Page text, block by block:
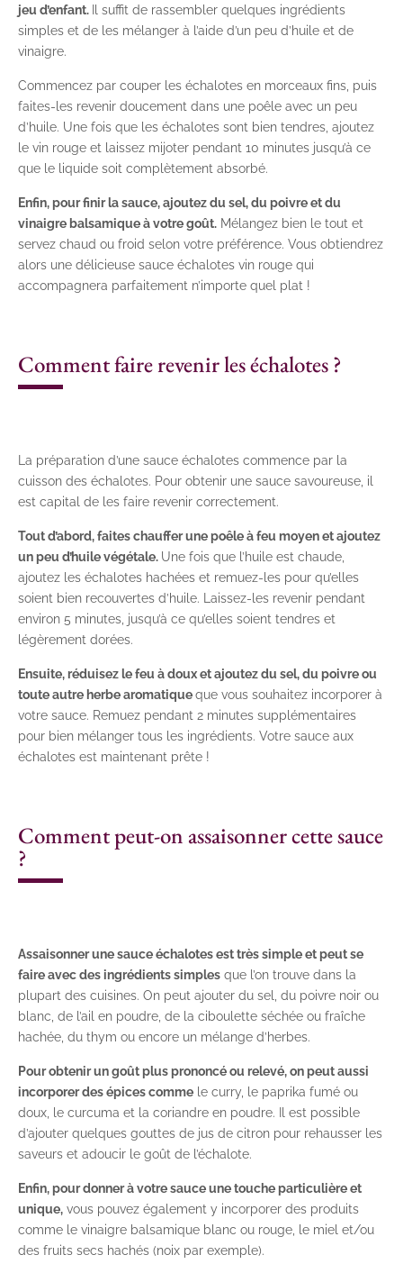
jeu d’enfant.
Il suffit de rassembler quelques ingrédients
simples et de les mélanger à l’aide d’un peu d’huile et de
vinaigre.
Commencez par couper les échalotes en morceaux fins, puis
faites-les revenir doucement dans une poêle avec un peu
d’huile. Une fois que les échalotes sont bien tendres, ajoutez
le vin rouge et laissez mijoter pendant 10 minutes jusqu’à ce
que le liquide soit complètement absorbé.
Enfin, pour finir la sauce, ajoutez du sel, du poivre et du
vinaigre balsamique à votre goût. Mélangez bien le tout et
servez chaud ou froid selon votre préférence. Vous obtiendrez
alors une délicieuse sauce échalotes vin rouge qui
accompagnera parfaitement n’importe quel plat !
Comment faire revenir les échalotes ?
La préparation d’une sauce échalotes commence par la
cuisson des échalotes. Pour obtenir une sauce savoureuse, il
est capital de les faire revenir correctement.
Tout d’abord, faites chauffer une poêle à feu moyen et ajoutez
un peu d’huile végétale. Une fois que l’huile est chaude,
ajoutez les échalotes hachées et remuez-les pour qu’elles
soient bien recouvertes d’huile. Laissez-les revenir pendant
environ 5 minutes, jusqu’à ce qu’elles soient tendres et
légèrement dorées.
Ensuite, réduisez le feu à doux et ajoutez du sel, du poivre ou
toute autre herbe aromatiqueque vous souhaitez incorporer à
votre sauce. Remuez pendant 2 minutes supplémentaires
pour bien mélanger tous les ingrédients. Votre sauce aux
échalotes est maintenant prête !
Comment peut-on assaisonner cette sauce
?
Assaisonner une sauce échalotes est très simple et peut se
faire avec des ingrédients simples que l’on trouve dans la
plupart des cuisines. On peut ajouter du sel, du poivre noir ou
blanc, de l’ail en poudre, de la ciboulette séchée ou fraîche
hachée, du thym ou encore un mélange d’herbes.
Pour obtenir un goût plus prononcé ou relevé, on peut aussi
incorporer des épices comme le curry, le paprika fumé ou
doux, le curcuma et la coriandre en poudre. Il est possible
d’ajouter quelques gouttes de jus de citron pour rehausser les
saveurs et adoucir le goût de l’échalote.
Enfin, pour donner à votre sauce une touche particulière et
unique, vous pouvez également y incorporer des produits
comme le vinaigre balsamique blanc ou rouge, le miel et/ou
des fruits secs hachés (noix par exemple).